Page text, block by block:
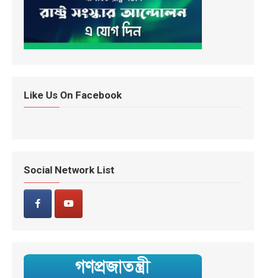
Like Us On Facebook
Social Network List